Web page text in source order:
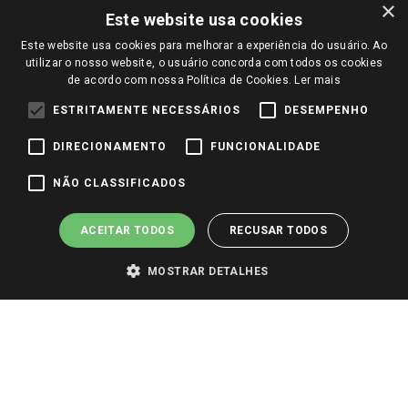
Perguntas frequentes
Trabalhe Conosco
Identidade Visual
Trocas e Devoluções
Redes Sociais
×
Este website usa cookies
Este website usa cookies para melhorar a experiência do usuário. Ao
utilizar o nosso website, o usuário concorda com todos os cookies
de acordo com nossa Política de Cookies. Ler mais
ESTRITAMENTE NECESSÁRIOS DESEMPENHO
DIRECIONAMENTO FUNCIONALIDADE
NÃO CLASSIFICADOS
ACEITAR TODOS RECUSAR TODOS
MOSTRAR DETALHES